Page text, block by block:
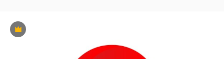
Premium